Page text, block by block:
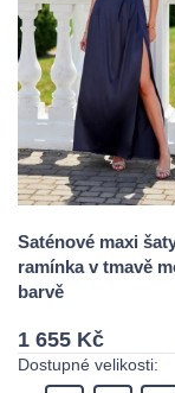
Saténové maxi
ramínka v tmavě
barvě
1 655 Kč
Dostupné velikosti: